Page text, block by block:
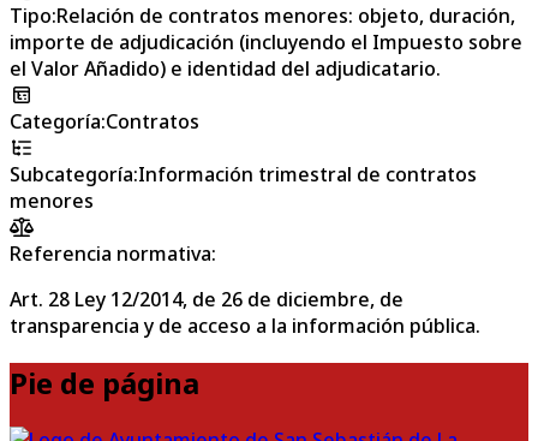
Tipo:Relación de contratos menores: objeto, duración,
importe de adjudicación (incluyendo el Impuesto sobre
el Valor Añadido) e identidad del adjudicatario.
Categoría:Contratos
Subcategoría:Información trimestral de contratos
menores
Referencia normativa:
Art. 28 Ley 12/2014, de 26 de diciembre, de
transparencia y de acceso a la información pública.
Pie de página